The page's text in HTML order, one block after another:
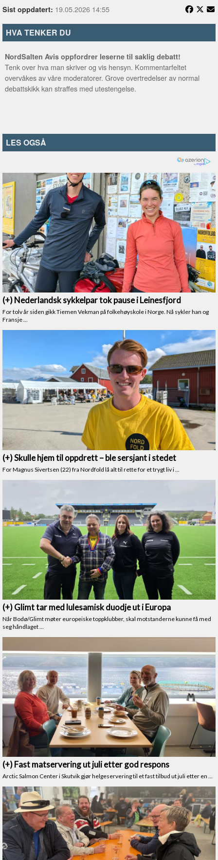
Sist oppdatert: 19.05.2026 14:55
HVA TENKER DU
NordSalten Avis oppfordrer leserne til saklig debatt!
Tenk over hva man skriver og vis hensyn. Kommentarfeltet
overvåkes av våre moderatorer. Grove overtredelser av normal
debattskikk kan straffes med utestengelse.
LES OGSÅ